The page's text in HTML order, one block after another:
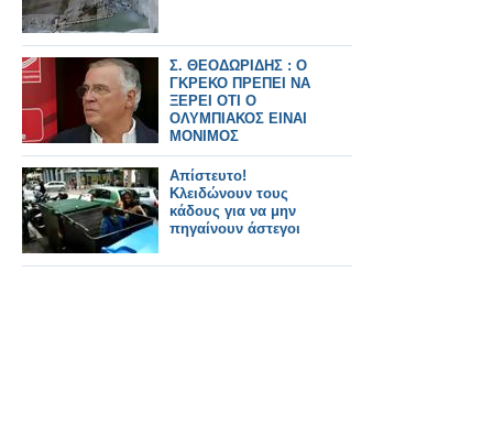
Σ. ΘΕΟΔΩΡΙΔΗΣ : Ο
ΓΚΡΕΚΟ ΠΡΕΠΕΙ ΝΑ
ΞΕΡΕΙ ΟΤΙ Ο
ΟΛΥΜΠΙΑΚΟΣ ΕΙΝΑΙ
ΜΟΝΙΜΟΣ
ΠΡΩΤΑΘΛΗΤΗΣ
Απίστευτο!
Κλειδώνουν τους
κάδους για να μην
πηγαίνουν άστεγοι